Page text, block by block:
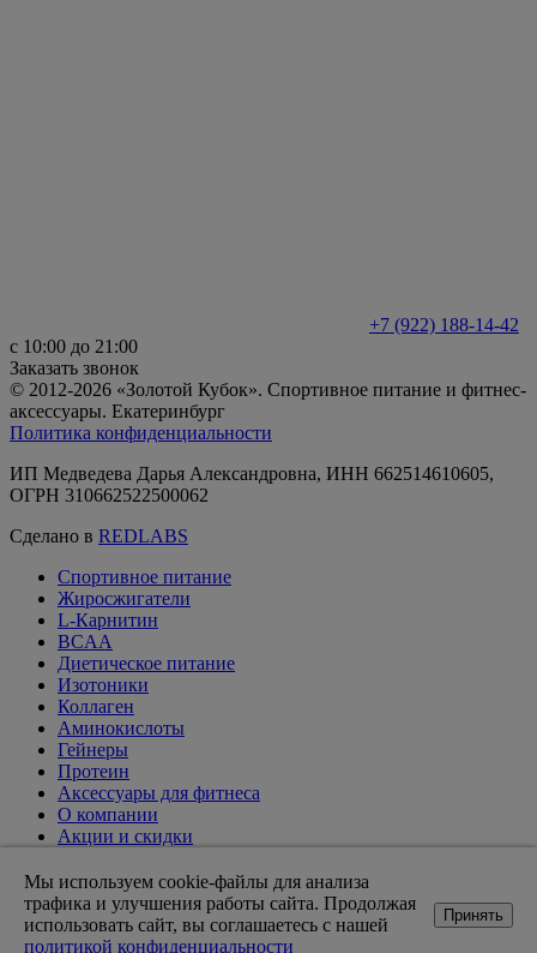
+7 (922) 188-14-42
с 10:00 до 21:00
Заказать звонок
© 2012-2026 «Золотой Кубок». Спортивное питание и фитнес-
аксессуары. Екатеринбург
Политика конфиденциальности
ИП Медведева Дарья Александровна, ИНН 662514610605,
ОГРН 310662522500062
Сделано в REDLABS
Спортивное питание
Жиросжигатели
L-Карнитин
BCAA
Диетическое питание
Изотоники
Коллаген
Аминокислоты
Гейнеры
Протеин
Аксессуары для фитнеса
О компании
Акции и скидки
Доставка и оплата
Оптовикам
Статьи
Возврат товара
Мы используем cookie-файлы для анализа
трафика и улучшения работы сайта. Продолжая
использовать сайт, вы соглашаетесь с нашей
политикой конфиденциальности
Принять